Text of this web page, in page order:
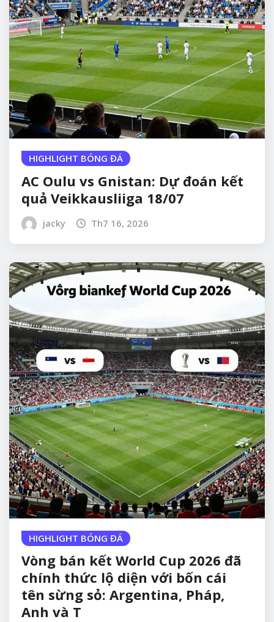
HIGHLIGHT BÓNG ĐÁ
AC Oulu vs Gnistan: Dự đoán kết
quả Veikkausliiga 18/07
jacky Th7 16, 2026
HIGHLIGHT BÓNG ĐÁ
Vòng bán kết World Cup 2026 đã
chính thức lộ diện với bốn cái
tên sừng sỏ: Argentina, Pháp,
Anh và T